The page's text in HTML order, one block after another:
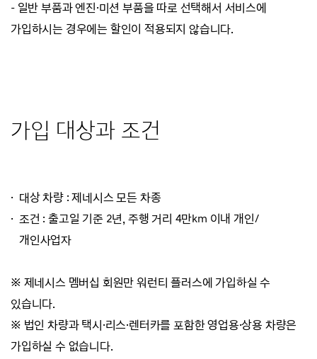
- 일반 부품과 엔진·미션 부품을 따로 선택해서 서비스에
가입하시는 경우에는 할인이 적용되지 않습니다.
가입 대상과 조건
대상 차량 : 제네시스 모든 차종
조건 : 출고일 기준 2년, 주행 거리 4만km 이내 개인/
개인사업자
※ 제네시스 멤버십 회원만 워런티 플러스에 가입하실 수
있습니다.
※ 법인 차량과 택시·리스·렌터카를 포함한 영업용·상용 차량은
가입하실 수 없습니다.